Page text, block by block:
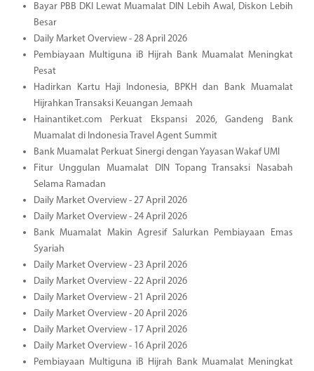
Bayar PBB DKI Lewat Muamalat DIN Lebih Awal, Diskon Lebih
Besar
Daily Market Overview - 28 April 2026
Pembiayaan Multiguna iB Hijrah Bank Muamalat Meningkat
Pesat
Hadirkan Kartu Haji Indonesia, BPKH dan Bank Muamalat
Hijrahkan Transaksi Keuangan Jemaah
Hainantiket.com Perkuat Ekspansi 2026, Gandeng Bank
Muamalat di Indonesia Travel Agent Summit
Bank Muamalat Perkuat Sinergi dengan Yayasan Wakaf UMI
Fitur Unggulan Muamalat DIN Topang Transaksi Nasabah
Selama Ramadan
Daily Market Overview - 27 April 2026
Daily Market Overview - 24 April 2026
Bank Muamalat Makin Agresif Salurkan Pembiayaan Emas
Syariah
Daily Market Overview - 23 April 2026
Daily Market Overview - 22 April 2026
Daily Market Overview - 21 April 2026
Daily Market Overview - 20 April 2026
Daily Market Overview - 17 April 2026
Daily Market Overview - 16 April 2026
Pembiayaan Multiguna iB Hijrah Bank Muamalat Meningkat